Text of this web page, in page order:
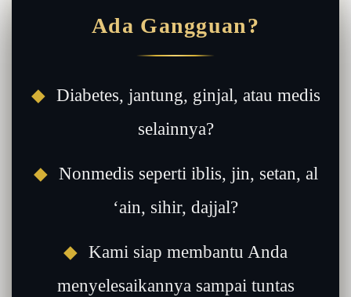
Ada Gangguan?
◆ Diabetes, jantung, ginjal, atau medis
selainnya?
◆ Nonmedis seperti iblis, jin, setan, al
‘ain, sihir, dajjal?
◆ Kami siap membantu Anda
menyelesaikannya sampai tuntas